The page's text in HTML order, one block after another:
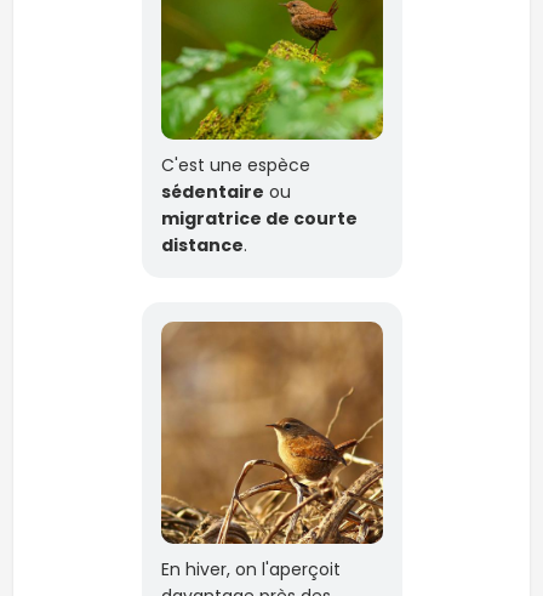
C'est une espèce
sédentaire ou
migratrice de courte
distance.
En hiver, on l'aperçoit